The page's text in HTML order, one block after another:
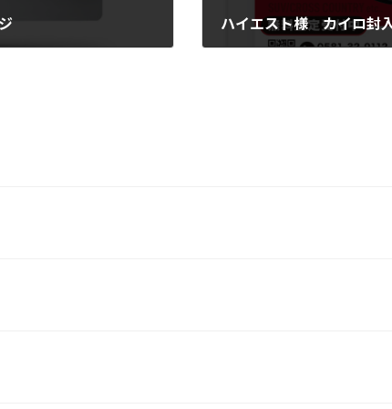
ハイエスト様 カイロ封